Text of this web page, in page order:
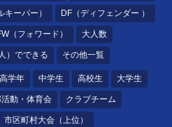
キーパー） DF（ディフェンダー ）
（フォワード） 大人数
）でできる その他一覧
学年 中学生 高校生 大学生
動・体育会 クラブチーム
市区町村大会（上位）